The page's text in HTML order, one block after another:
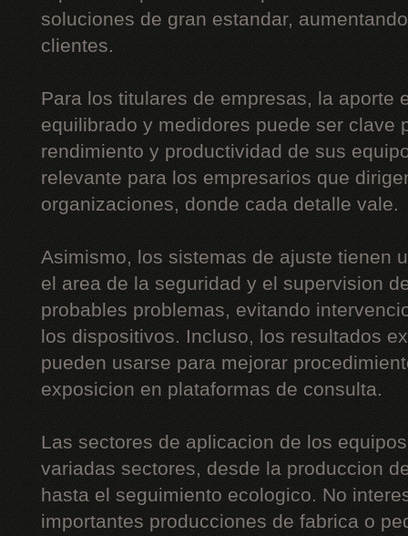
soluciones de gran estandar,
clientes.
Para los titulares de empresas, la aporte
equilibrado y medidores puede ser clave
rendimiento y productividad de sus
relevante para los empresarios que
organizaciones, donde cada detalle vale.
Asimismo, los sistemas de ajuste tienen
el area de la seguridad y el supervision
probables problemas, evitando
los dispositivos. Incluso, los resultados
pueden usarse para mejorar
exposicion en plataformas de consulta.
Las sectores de aplicacion de los
variadas sectores, desde la produccion
hasta el seguimiento ecologico. No
importantes producciones de fabrica o